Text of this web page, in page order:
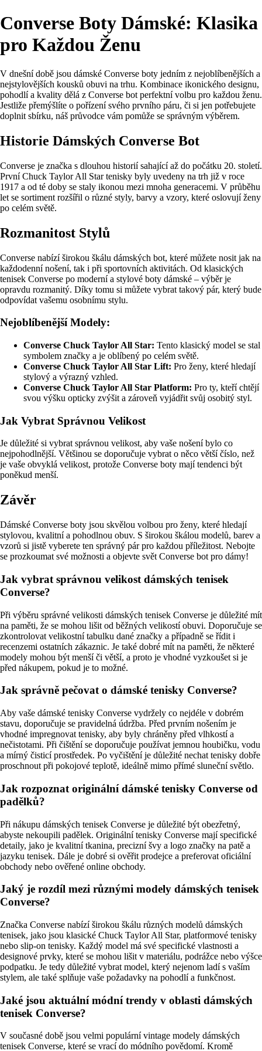
Converse Boty Dámské: Klasika
pro Každou Ženu
V dnešní době jsou dámské Converse boty jedním z nejoblíbenějších a
nejstylovějších kousků obuvi na trhu. Kombinace ikonického designu,
pohodlí a kvality dělá z Converse bot perfektní volbu pro každou ženu.
Jestliže přemýšlíte o pořízení svého prvního páru, či si jen potřebujete
doplnit sbírku, náš průvodce vám pomůže se správným výběrem.
Historie Dámských Converse Bot
Converse je značka s dlouhou historií sahající až do počátku 20. století.
První Chuck Taylor All Star tenisky byly uvedeny na trh již v roce
1917 a od té doby se staly ikonou mezi mnoha generacemi. V průběhu
let se sortiment rozšířil o různé styly, barvy a vzory, které oslovují ženy
po celém světě.
Rozmanitost Stylů
Converse nabízí širokou škálu dámských bot, které můžete nosit jak na
každodenní nošení, tak i při sportovních aktivitách. Od klasických
tenisek Converse po moderní a stylové boty dámské – výběr je
opravdu rozmanitý. Díky tomu si můžete vybrat takový pár, který bude
odpovídat vašemu osobnímu stylu.
Nejoblíbenější Modely:
Converse Chuck Taylor All Star: Tento klasický model se stal
symbolem značky a je oblíbený po celém světě.
Converse Chuck Taylor All Star Lift: Pro ženy, které hledají
stylový a výrazný vzhled.
Converse Chuck Taylor All Star Platform: Pro ty, kteří chtějí
svou výšku opticky zvýšit a zároveň vyjádřit svůj osobitý styl.
Jak Vybrat Správnou Velikost
Je důležité si vybrat správnou velikost, aby vaše nošení bylo co
nejpohodlnější. Většinou se doporučuje vybrat o něco větší číslo, než
je vaše obvyklá velikost, protože Converse boty mají tendenci být
poněkud menší.
Závěr
Dámské Converse boty jsou skvělou volbou pro ženy, které hledají
stylovou, kvalitní a pohodlnou obuv. S širokou škálou modelů, barev a
vzorů si jistě vyberete ten správný pár pro každou příležitost. Nebojte
se prozkoumat své možnosti a objevte svět Converse bot pro dámy!
Jak vybrat správnou velikost dámských tenisek
Converse?
Při výběru správné velikosti dámských tenisek Converse je důležité mít
na paměti, že se mohou lišit od běžných velikostí obuvi. Doporučuje se
zkontrolovat velikostní tabulku dané značky a případně se řídit i
recenzemi ostatních zákaznic. Je také dobré mít na paměti, že některé
modely mohou být menší či větší, a proto je vhodné vyzkoušet si je
před nákupem, pokud je to možné.
Jak správně pečovat o dámské tenisky Converse?
Aby vaše dámské tenisky Converse vydržely co nejdéle v dobrém
stavu, doporučuje se pravidelná údržba. Před prvním nošením je
vhodné impregnovat tenisky, aby byly chráněny před vlhkostí a
nečistotami. Při čištění se doporučuje používat jemnou houbičku, vodu
a mírný čisticí prostředek. Po vyčištění je důležité nechat tenisky dobře
proschnout při pokojové teplotě, ideálně mimo přímé sluneční světlo.
Jak rozpoznat originální dámské tenisky Converse od
padělků?
Při nákupu dámských tenisek Converse je důležité být obezřetný,
abyste nekoupili padělek. Originální tenisky Converse mají specifické
detaily, jako je kvalitní tkanina, precizní švy a logo značky na patě a
jazyku tenisek. Dále je dobré si ověřit prodejce a preferovat oficiální
obchody nebo ověřené online obchody.
Jaký je rozdíl mezi různými modely dámských tenisek
Converse?
Značka Converse nabízí širokou škálu různých modelů dámských
tenisek, jako jsou klasické Chuck Taylor All Star, platformové tenisky
nebo slip-on tenisky. Každý model má své specifické vlastnosti a
designové prvky, které se mohou lišit v materiálu, podrážce nebo výšce
podpatku. Je tedy důležité vybrat model, který nejenom ladí s vaším
stylem, ale také splňuje vaše požadavky na pohodlí a funkčnost.
Jaké jsou aktuální módní trendy v oblasti dámských
tenisek Converse?
V současné době jsou velmi populární vintage modely dámských
tenisek Converse, které se vrací do módního povědomí. Kromě